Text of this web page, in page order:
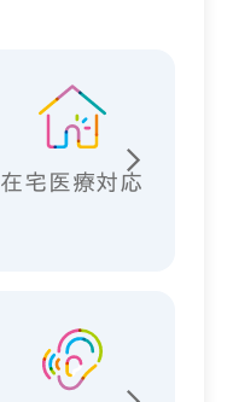
在宅医療対応